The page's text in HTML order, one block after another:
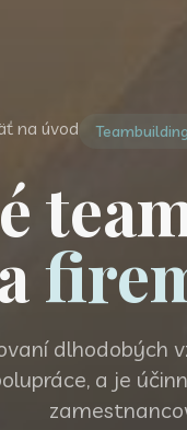
na úvod
dlhodobých
a je